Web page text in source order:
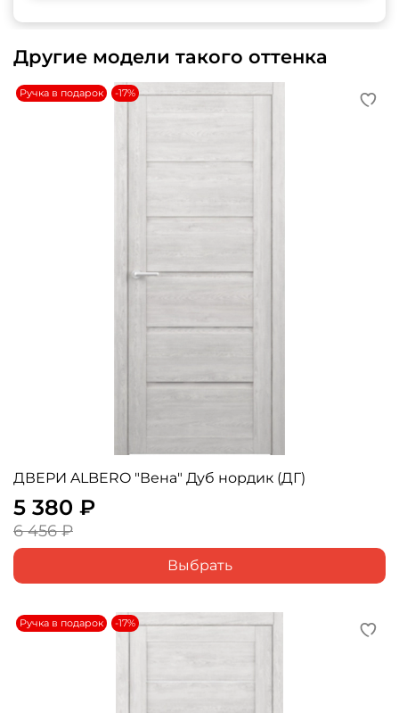
Другие модели такого оттенка
Ручка в подарок -17%
ДВЕРИ ALBERO "Вена" Дуб нордик (ДГ)
5 380 ₽
6 456 ₽
Выбрать
Ручка в подарок -17%